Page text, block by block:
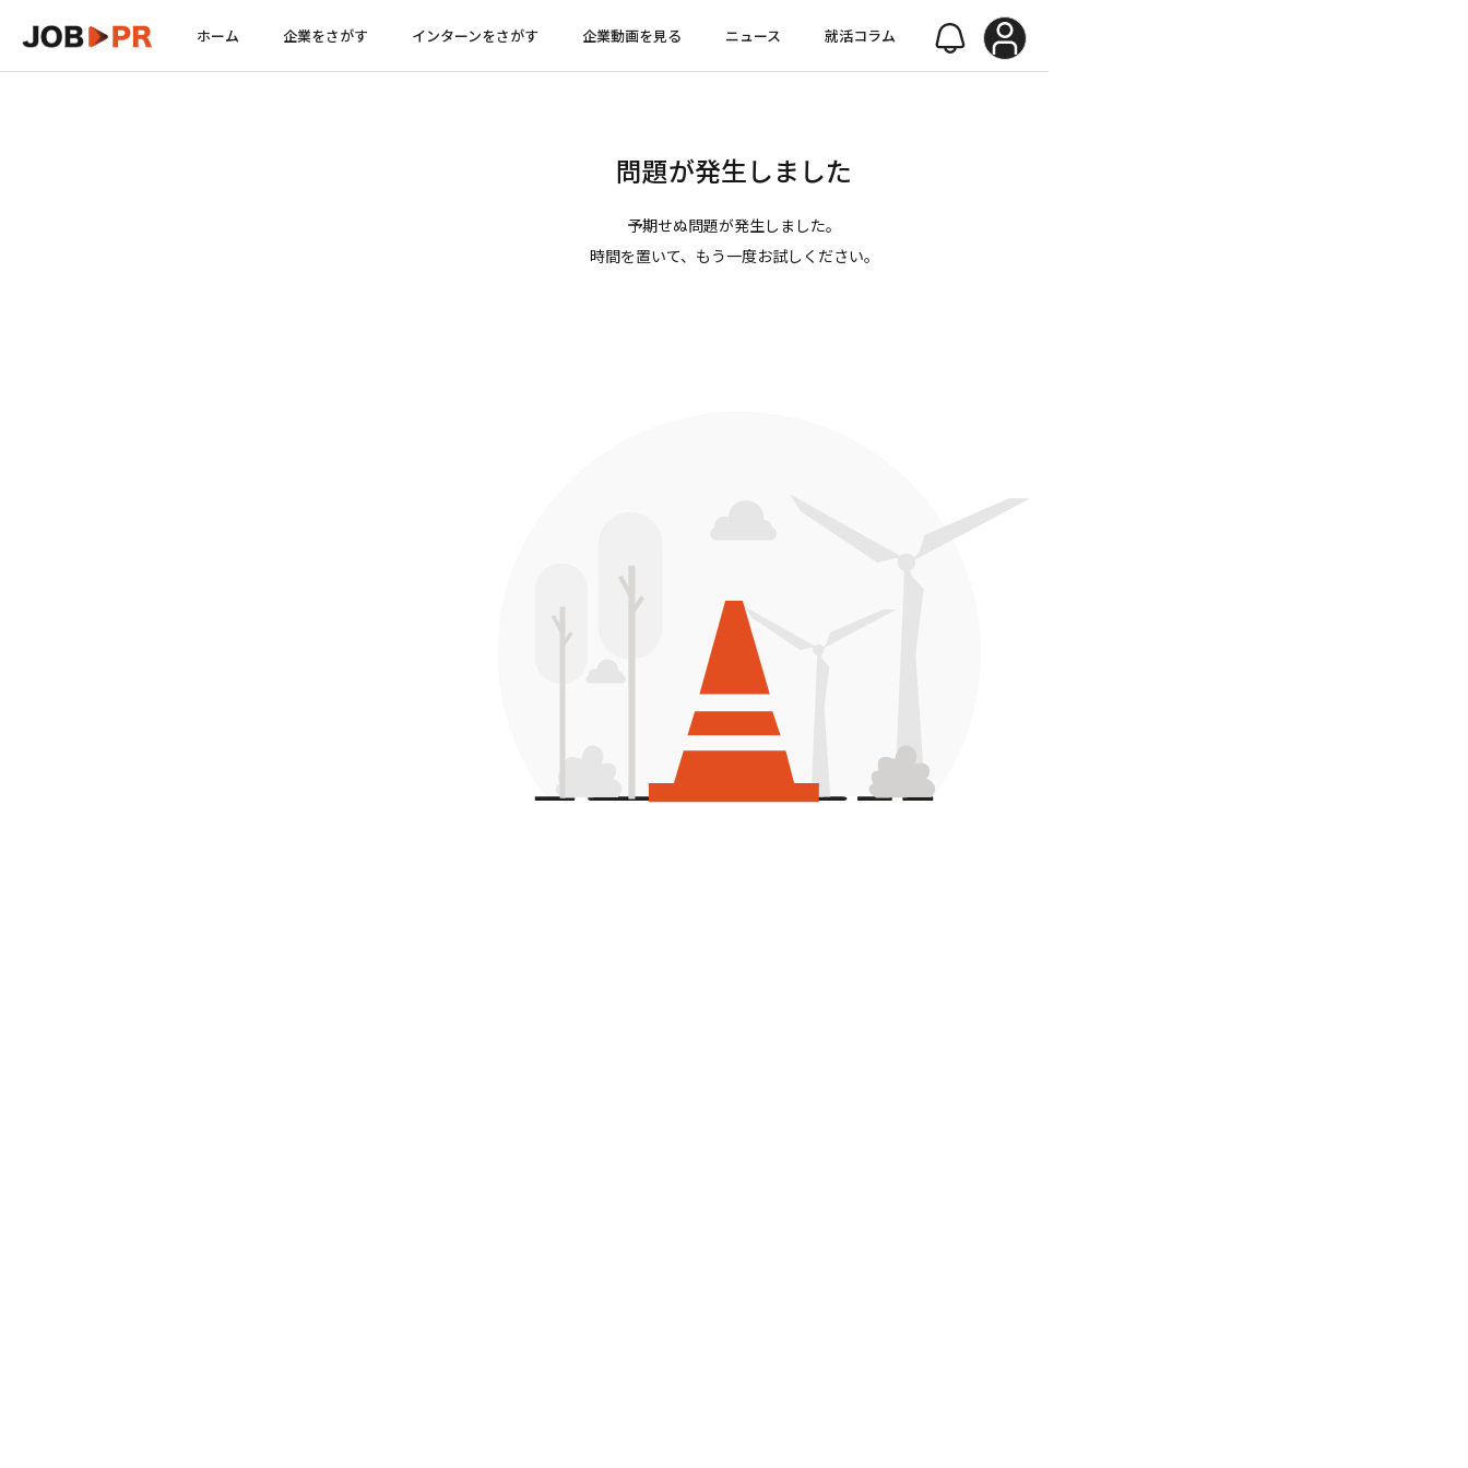
ホーム 企業をさがす インターンをさがす 企業動画を見る ニュース 就活コラム
問題が発生しました
予期せぬ問題が発生しました。
時間を置いて、もう一度お試しください。